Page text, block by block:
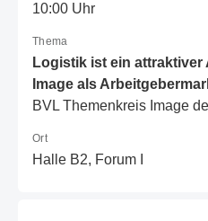
10:00 Uhr
Thema
Logistik ist ein attraktiver
Image als
BVL Themenkreis Image
Ort
Halle B2, Forum I